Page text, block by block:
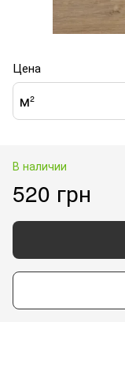
Цена
м²
В наличии
520 грн